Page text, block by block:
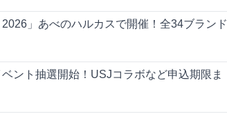
2026」あべのハルカスで開催！全34ブランド
ント抽選開始！USJコラボなど申込期限ま